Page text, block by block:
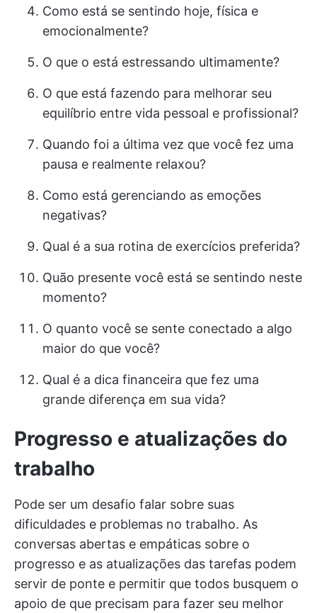
Como está se sentindo hoje, física e
emocionalmente?
O que o está estressando ultimamente?
O que está fazendo para melhorar seu
equilíbrio entre vida pessoal e profissional?
Quando foi a última vez que você fez uma
pausa e realmente relaxou?
Como está gerenciando as emoções
negativas?
Qual é a sua rotina de exercícios preferida?
Quão presente você está se sentindo neste
momento?
O quanto você se sente conectado a algo
maior do que você?
Qual é a dica financeira que fez uma
grande diferença em sua vida?
Progresso e atualizações do
trabalho
Pode ser um desafio falar sobre suas
dificuldades e problemas no trabalho. As
conversas abertas e empáticas sobre o
progresso e as atualizações das tarefas podem
servir de ponte e permitir que todos busquem o
apoio de que precisam para fazer seu melhor